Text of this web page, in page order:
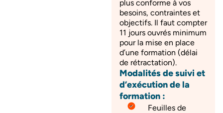
plus conforme à vos
besoins, contraintes et
objectifs. Il faut compter
11 jours ouvrés minimum
pour la mise en place
d’une formation (délai
de rétractation).
Modalités de suivi et
d’exécution de la
formation :
Feuilles de